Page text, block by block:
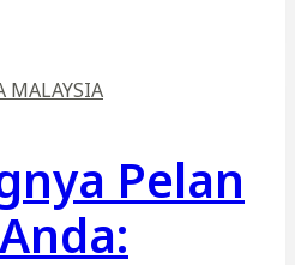
MALAYSIA
Pelan